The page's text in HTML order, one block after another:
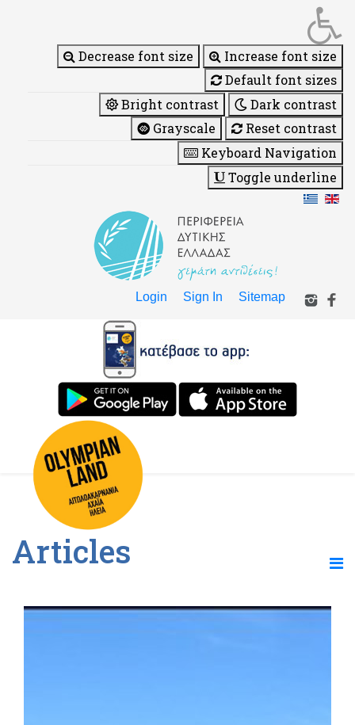
Decrease font size
Increase font size
Default font sizes
Bright contrast
Dark contrast
Grayscale
Reset contrast
Keyboard Navigation
Toggle underline
Login Sign In Sitemap
Articles